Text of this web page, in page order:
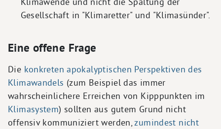
Gesellschaft in "Klimaretter" und "Klimasünder".
Eine offene Frage
Die konkreten apokalyptischen Perspektiven des
Klimawandels (zum Beispiel das immer
wahrscheinlichere Erreichen von Kipppunkten im
Klimasystem) sollten aus gutem Grund nicht
offensiv kommuniziert werden,zumindest nicht